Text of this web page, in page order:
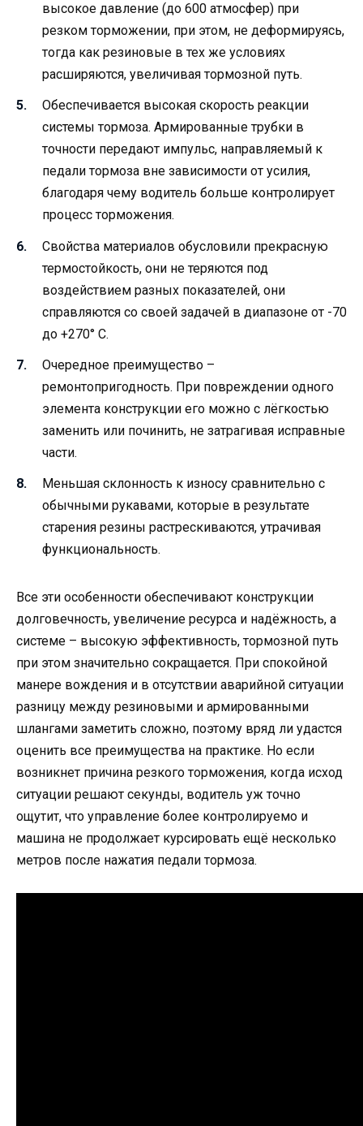
высокое давление (до 600 атмосфер) при
резком торможении, при этом, не деформируясь,
тогда как резиновые в тех же условиях
расширяются, увеличивая тормозной путь.
Обеспечивается высокая скорость реакции
системы тормоза. Армированные трубки в
точности передают импульс, направляемый к
педали тормоза вне зависимости от усилия,
благодаря чему водитель больше контролирует
процесс торможения.
Свойства материалов обусловили прекрасную
термостойкость, они не теряются под
воздействием разных показателей, они
справляются со своей задачей в диапазоне от -70
до +270° С.
Очередное преимущество –
ремонтопригодность. При повреждении одного
элемента конструкции его можно с лёгкостью
заменить или починить, не затрагивая исправные
части.
Меньшая склонность к износу сравнительно с
обычными рукавами, которые в результате
старения резины растрескиваются, утрачивая
функциональность.
Все эти особенности обеспечивают конструкции
долговечность, увеличение ресурса и надёжность, а
системе – высокую эффективность, тормозной путь
при этом значительно сокращается. При спокойной
манере вождения и в отсутствии аварийной ситуации
разницу между резиновыми и армированными
шлангами заметить сложно, поэтому вряд ли удастся
оценить все преимущества на практике. Но если
возникнет причина резкого торможения, когда исход
ситуации решают секунды, водитель уж точно
ощутит, что управление более контролируемо и
машина не продолжает курсировать ещё несколько
метров после нажатия педали тормоза.